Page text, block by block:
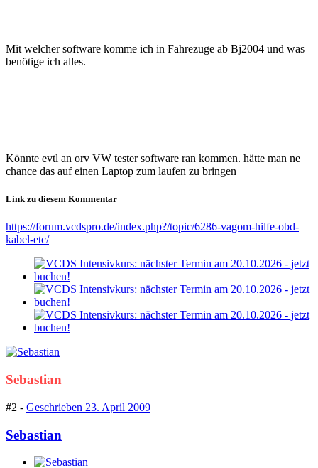
Mit welcher software komme ich in Fahrezuge ab Bj2004 und was
benötige ich alles.
Könnte evtl an orv VW tester software ran kommen. hätte man ne
chance das auf einen Laptop zum laufen zu bringen
Link zu diesem Kommentar
https://forum.vcdspro.de/index.php?/topic/6286-vagom-hilfe-obd-
kabel-etc/
Sebastian
#2 - Geschrieben 23. April 2009
Sebastian